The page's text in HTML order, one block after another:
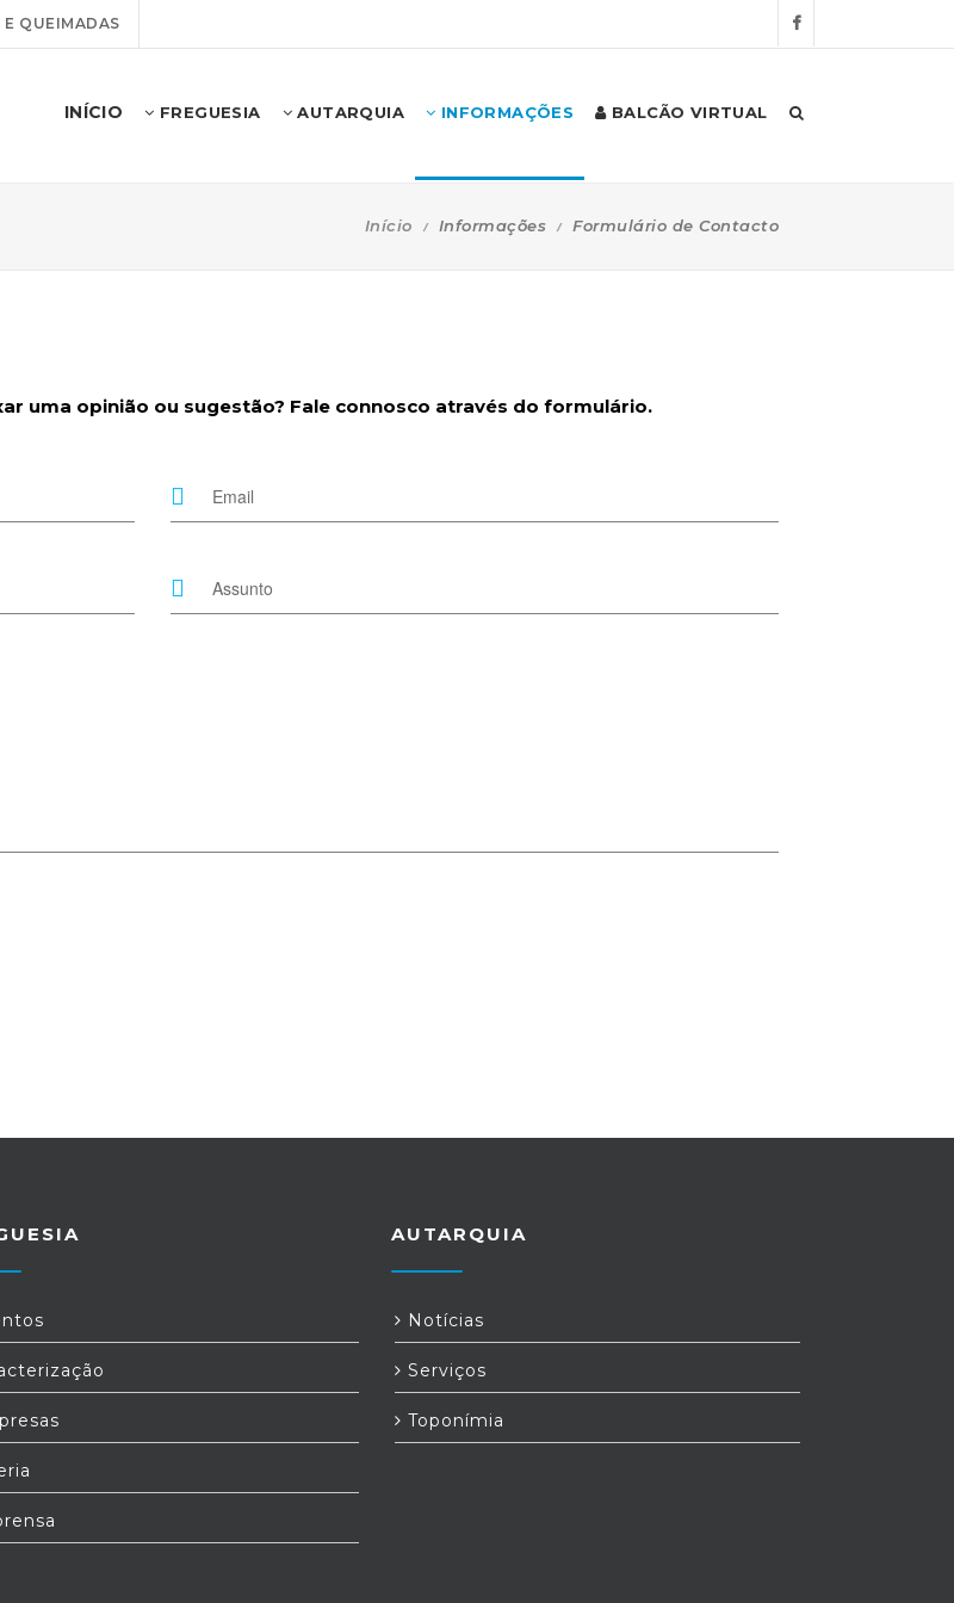
E QUEIMADAS
INÍCIO FREGUESIA AUTARQUIA INFORMAÇÕES BALCÃO VIRTUAL
Início Informações Formulário de Contacto
uma opinião ou sugestão? Fale connosco através do formulário.
AUTARQUIA
Notícias
Serviços
Toponímia